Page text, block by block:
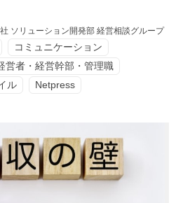
ソリューション開発部 経営相談グループ
コミュニケーション
営者・経営幹部・管理職
ル
Netpress